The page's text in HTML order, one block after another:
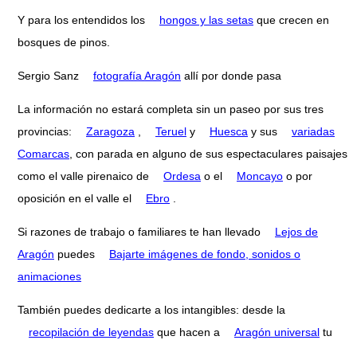
Y para los entendidos los hongos y las setas que crecen en
bosques de pinos.
Sergio Sanz fotografía Aragón allí por donde pasa
La información no estará completa sin un paseo por sus tres
provincias:
Zaragoza Teruel y Huesca y sus
variadas
Comarcas , con parada en alguno de sus espectaculares paisajes
como el valle pirenaico de
Ordesa o el Moncayo o por
oposición en el valle el
Ebro
Si razones de trabajo o familiares te han llevado
Lejos de
Aragón puedes
Bajarte imágenes de fondo, sonidos o
animaciones
También puedes dedicarte a los intangibles: desde la
recopilación de leyendas que hacen a Aragón universal tu